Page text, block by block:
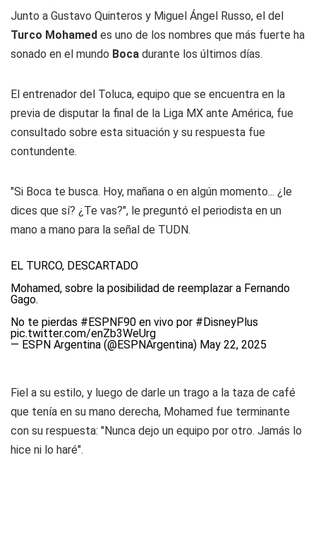
Junto a Gustavo Quinteros y Miguel Ángel Russo, el del
Turco Mohamed es uno de los nombres que más fuerte ha
sonado en el mundo Boca durante los últimos días.
El entrenador del Toluca, equipo que se encuentra en la
previa de disputar la final de la Liga MX ante América, fue
consultado sobre esta situación y su respuesta fue
contundente.
"Si Boca te busca. Hoy, mañana o en algún momento... ¿le
dices que sí? ¿Te vas?", le preguntó el periodista en un
mano a mano para la señal de TUDN.
EL TURCO, DESCARTADO
Mohamed, sobre la posibilidad de reemplazar a Fernando
Gago.
No te pierdas #ESPNF90 en vivo por #DisneyPlus
pic.twitter.com/enZb3WeUrg
— ESPN Argentina (@ESPNArgentina) May 22, 2025
Fiel a su estilo, y luego de darle un trago a la taza de café
que tenía en su mano derecha, Mohamed fue terminante
con su respuesta: "Nunca dejo un equipo por otro. Jamás lo
hice ni lo haré".